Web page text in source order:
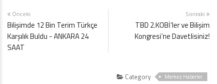
Önceki
Bilişimde 12 Bin Terim Türkçe
Karşılık Buldu - ANKARA 24
SAAT
Sonraki
TBD 2.KOBİ’ler ve Bilişim
Kongresi’ne Davetlisiniz!
Category Merkez Haberler